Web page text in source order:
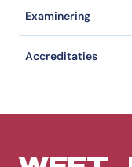
Examinering
Accreditaties